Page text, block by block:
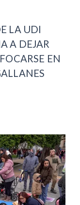
LA UDI
A DEJAR
EN